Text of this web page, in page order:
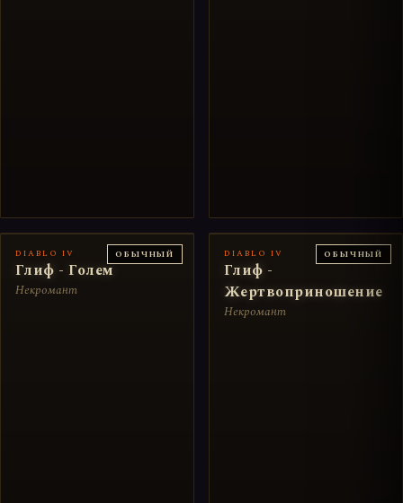
ОБЫЧНЫЙ
DIABLO IV
Глиф - Голем
Некромант
ОБЫЧНЫЙ
DIABLO IV
Глиф -
Жертвоприношение
Некромант